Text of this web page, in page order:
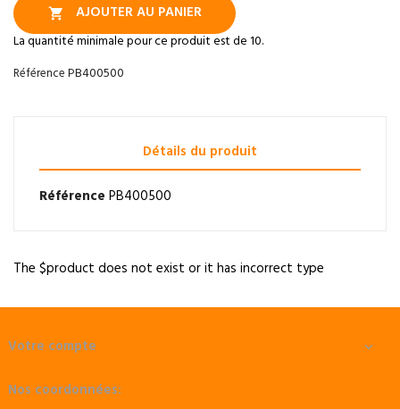
 AJOUTER AU PANIER
La quantité minimale pour ce produit est de 10.
RéférencePB400500
Détails du produit
Référence PB400500
The $product does not exist or it has incorrect type
Votre compte 
Nos coordonnées: